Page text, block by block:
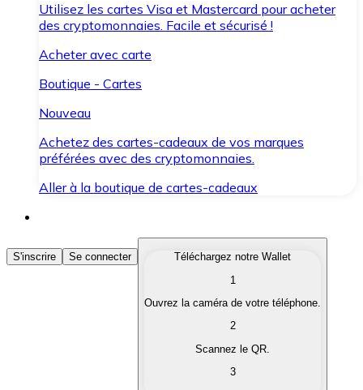
Utilisez les cartes Visa et Mastercard pour acheter
des cryptomonnaies. Facile et sécurisé !
Acheter avec carte
Boutique - Cartes
Nouveau
Achetez des cartes-cadeaux de vos marques
préférées avec des cryptomonnaies.
Aller à la boutique de cartes-cadeaux
Acheter des Cryptomonnaies
Achetez les cryptomonnaies qui vous intéressent
Convertissez vos cryptomonnaies en monnaie
S'inscrire Se connecter
Téléchargez notre Wallet
1
Ouvrez la caméra de votre téléphone.
2
Scannez le QR.
3